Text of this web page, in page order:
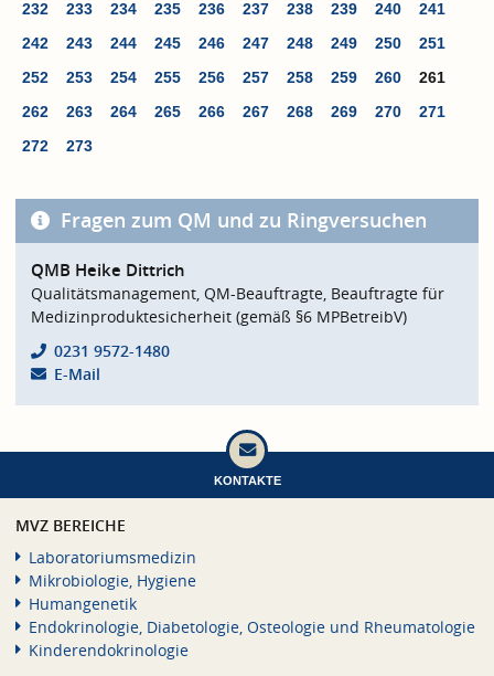
232
233 234 235 236 237 238 239 240
241
242
243 244 245 246 247 248 249 250
251
252
253 254 255 256 257 258 259 260
261
262
263 264 265 266 267 268 269 270
271
272
273
Fragen zum QM und zu Ringversuchen
QMB Heike Dittrich
Qualitätsmanagement, QM-Beauftragte, Beauftragte für
Medizinproduktesicherheit (gemäß §6 MPBetreibV)
0231 9572-1480
E-Mail
KONTAKTE
MVZ BEREICHE
Laboratoriumsmedizin
Mikrobiologie, Hygiene
Humangenetik
Endokrinologie, Diabetologie, Osteologie und Rheumatologie
Kinderendokrinologie